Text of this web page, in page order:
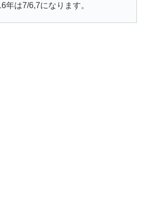
年は7/6,7になります。